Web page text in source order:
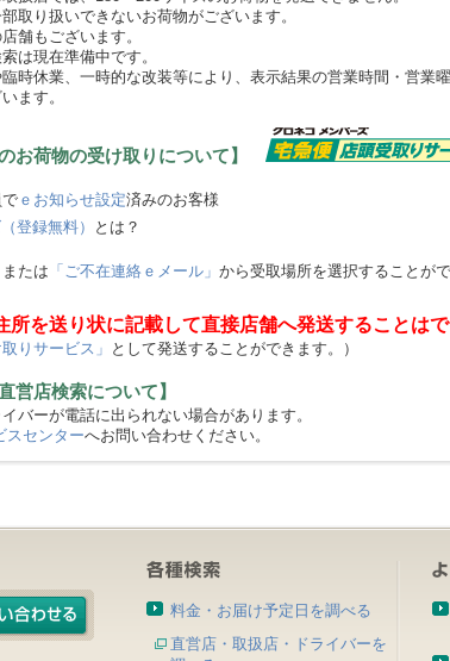
り扱いできないお荷物がございます。
もございます。
現在準備中です。
時休業、一時的な改装等により、表示結果の営業時間・営業
ます。
お荷物の受け取りについて】
ｅお知らせ設定済みのお客様
登録無料）
とは？
または 「ご不在連絡ｅメール」 から受取場所を選択することがで
を送り状に記載して直接店舗へ発送することはで
りサービス」 として発送することができます。）
営店検索について】
バーが電話に出られない場合があります。
スセンターへお問い合わせください。
料金・お届け予定日を調べる
直営店・取扱店・ドライバーを